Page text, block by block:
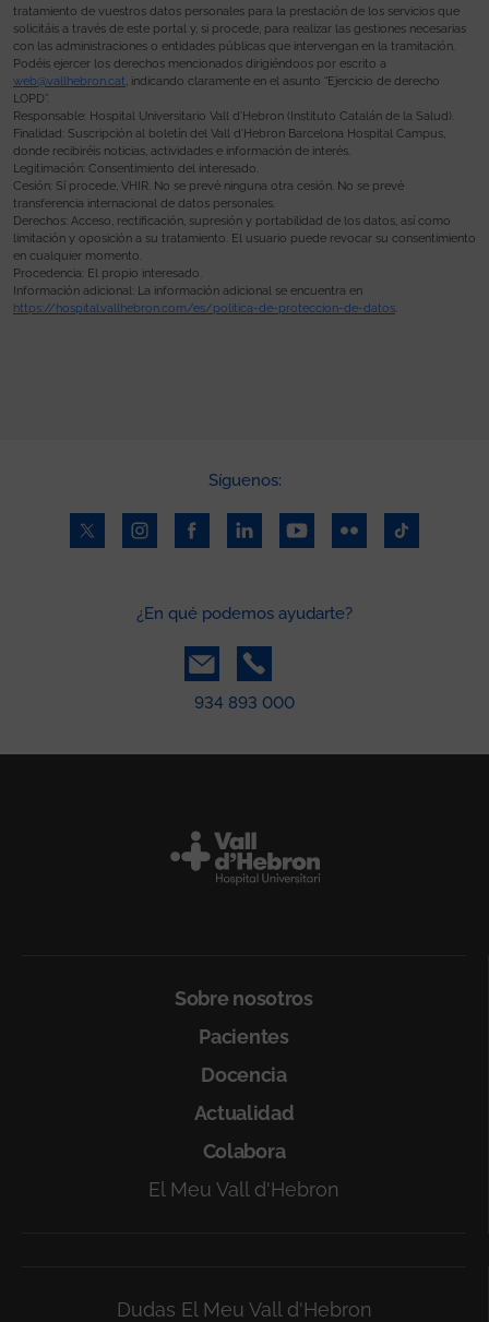
tratamiento de vuestros datos personales para la prestación de los servicios que
solicitáis a través de este portal y, si procede, para realizar las gestiones necesarias
con las administraciones o entidades públicas que intervengan en la tramitación.
Podéis ejercer los derechos mencionados dirigiéndoos por escrito a
web@vallhebron.cat, indicando claramente en el asunto “Ejercicio de derecho
LOPD”.
Responsable: Hospital Universitario Vall d’Hebron (Instituto Catalán de la Salud).
Finalidad: Suscripción al boletín del Vall d’Hebron Barcelona Hospital Campus,
donde recibiréis noticias, actividades e información de interés.
Legitimación: Consentimiento del interesado.
Cesión: Sí procede, VHIR. No se prevé ninguna otra cesión. No se prevé
transferencia internacional de datos personales.
Derechos: Acceso, rectificación, supresión y portabilidad de los datos, así como
limitación y oposición a su tratamiento. El usuario puede revocar su consentimiento
en cualquier momento.
Procedencia: El propio interesado.
Información adicional: La información adicional se encuentra en
https://hospital.vallhebron.com/es/politica-de-proteccion-de-datos
Síguenos:
¿En qué podemos ayudarte?
934 893 000
Sobre nosotros
Pacientes
Docencia
Actualidad
Colabora
El Meu Vall d'Hebron
Dudas El Meu Vall d'Hebron